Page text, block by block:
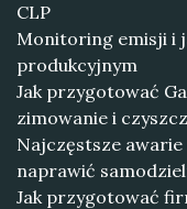
CLP
Monitoring emisji i
produkcyjnym
Jak przygotować
zimowanie i
Najczęstsze
naprawić
Jak przygotować